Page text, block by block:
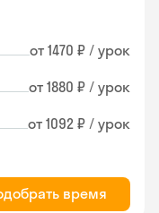
от 1470 ₽ / урок
от 1880 ₽ / урок
от 1092 ₽ / урок
время